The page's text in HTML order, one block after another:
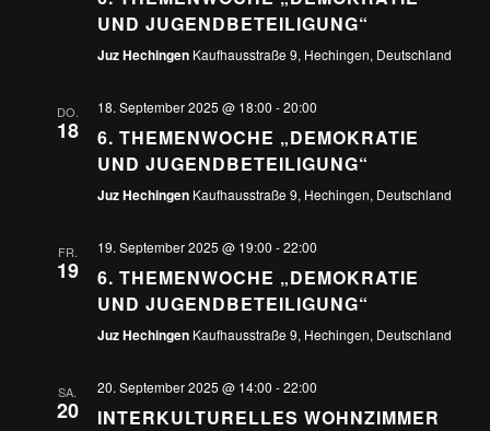
UND JUGENDBETEILIGUNG“
Juz Hechingen Kaufhausstraße 9, Hechingen, Deutschland
DO.
18
18. September 2025 @ 18:00 -20:00
6. THEMENWOCHE „DEMOKRATIE
UND JUGENDBETEILIGUNG“
Juz Hechingen Kaufhausstraße 9, Hechingen, Deutschland
FR.
19
19. September 2025 @ 19:00 -22:00
6. THEMENWOCHE „DEMOKRATIE
UND JUGENDBETEILIGUNG“
Juz Hechingen Kaufhausstraße 9, Hechingen, Deutschland
SA.
20
20. September 2025 @ 14:00 -22:00
INTERKULTURELLES WOHNZIMMER